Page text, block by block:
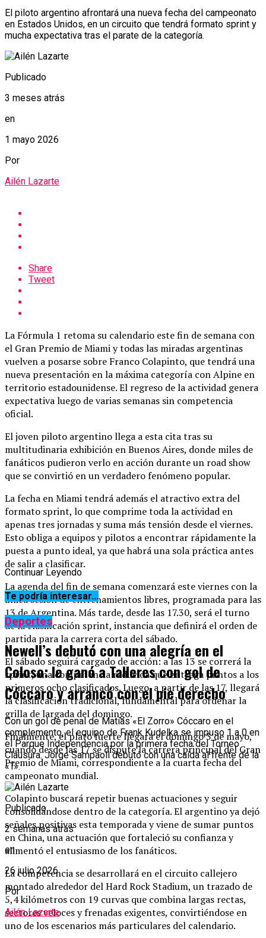
El piloto argentino afrontará una nueva fecha del campeonato
en Estados Unidos, en un circuito que tendrá formato sprint y
mucha expectativa tras el parate de la categoría.
Publicado
3 meses atrás
en
1 mayo 2026
Por
Ailén Lazarte
Share
Tweet
La Fórmula 1 retoma su calendario este fin de semana con
el Gran Premio de Miami y todas las miradas argentinas
vuelven a posarse sobre Franco Colapinto, que tendrá una
nueva presentación en la máxima categoría con Alpine en
territorio estadounidense. El regreso de la actividad genera
expectativa luego de varias semanas sin competencia
oficial.
El joven piloto argentino llega a esta cita tras su
multitudinaria exhibición en Buenos Aires, donde miles de
fanáticos pudieron verlo en acción durante un road show
que se convirtió en un verdadero fenómeno popular.
La fecha en Miami tendrá además el atractivo extra del
formato sprint, lo que comprime toda la actividad en
apenas tres jornadas y suma más tensión desde el viernes.
Esto obliga a equipos y pilotos a encontrar rápidamente la
puesta a punto ideal, ya que habrá una sola práctica antes
de salir a clasificar.
La agenda del fin de semana comenzará este viernes con la
única sesión de entrenamientos libres, programada para las
13 de Argentina. Más tarde, desde las 17.30, será el turno
de la clasificación sprint, instancia que definirá el orden de
partida para la carrera corta del sábado.
El sábado seguirá cargado de acción: a las 13 se correrá la
sprint, una competencia reducida que entrega puntos a los
primeros ocho clasificados. Luego, a partir de las 17, llegará
la clasificación tradicional, fundamental para ordenar la
grilla de largada del domingo.
Finalmente, el plato fuerte llegará el domingo 3 de mayo,
cuando desde las 17 se dispute la carrera principal del Gran
Premio de Miami, correspondiente a la cuarta fecha del
campeonato mundial.
Colapinto buscará repetir buenas actuaciones y seguir
consolidándose dentro de la categoría. El argentino ya dejó
señales positivas esta temporada y viene de sumar puntos
en China, una actuación que fortaleció su confianza y
alimentó el entusiasmo de los fanáticos.
La competencia se desarrollará en el circuito callejero
montado alrededor del Hard Rock Stadium, un trazado de
5,4 kilómetros con 19 curvas que combina largas rectas,
sectores veloces y frenadas exigentes, convirtiéndose en
uno de los escenarios más particulares del calendario.
Continuar Leyendo
Te podría interesar...
Deportes
Newell’s debutó con una alegría en el
Coloso: le ganó a Talleres con gol de
Cóccaro y arrancó con el pie derecho
Con un gol de penal de Matías «El Zorro» Cóccaro en el
complemento, el equipo de Frank Kudelka se impuso 1 a 0 en
el Parque Independencia por la primera fecha del Torneo
Clausura. Jorge Sampaoli debutó con una caída al frente de la
«T».
Publicado
2 semanas atrás
en
26 julio 2026
Por
Ailén Lazarte